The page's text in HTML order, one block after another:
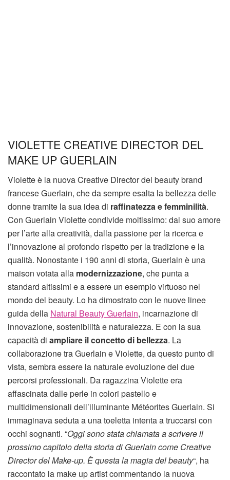
VIOLETTE CREATIVE DIRECTOR DEL
MAKE UP GUERLAIN
Violette è la nuova Creative Director del beauty brand
francese Guerlain, che da sempre esalta la bellezza delle
donne tramite la sua idea di raffinatezza e femminilità.
Con Guerlain Violette condivide moltissimo: dal suo amore
per l’arte alla creatività, dalla passione per la ricerca e
l’innovazione al profondo rispetto per la tradizione e la
qualità. Nonostante i 190 anni di storia, Guerlain è una
maison votata alla modernizzazione, che punta a
standard altissimi e a essere un esempio virtuoso nel
mondo del beauty. Lo ha dimostrato con le nuove linee
guida della Natural Beauty Guerlain, incarnazione di
innovazione, sostenibilità e naturalezza. E con la sua
capacità di ampliare il concetto di bellezza. La
collaborazione tra Guerlain e Violette, da questo punto di
vista, sembra essere la naturale evoluzione dei due
percorsi professionali. Da ragazzina Violette era
affascinata dalle perle in colori pastello e
multidimensionali dell’illuminante Météorites Guerlain. Si
immaginava seduta a una toeletta intenta a truccarsi con
occhi sognanti. “Oggi sono stata chiamata a scrivere il
prossimo capitolo della storia di Guerlain come Creative
Director del Make-up. È questa la magia del beauty“, ha
raccontato la make up artist commentando la nuova